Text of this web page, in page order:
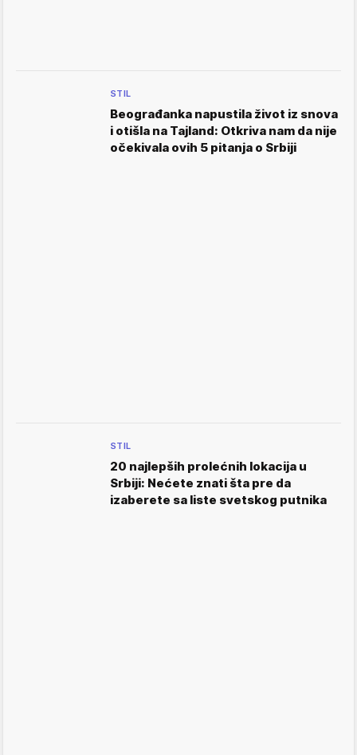
STIL
Beograđanka napustila život iz snova
i otišla na Tajland: Otkriva nam da nije
očekivala ovih 5 pitanja o Srbiji
STIL
20 najlepših prolećnih lokacija u
Srbiji: Nećete znati šta pre da
izaberete sa liste svetskog putnika